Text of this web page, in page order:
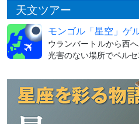
天文ツアー
モンゴル「星空」ゲ
ウランバートルから西
光害のない場所でペル